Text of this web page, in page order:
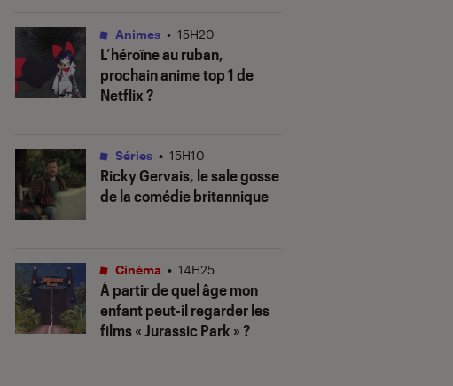
L’héroïne au ruban,
prochain anime top 1 de
Netflix ?
Animes • 15H20
Ricky Gervais, le sale gosse
de la comédie britannique
Séries • 15H10
À partir de quel âge mon
enfant peut-il regarder les
films « Jurassic Park » ?
Cinéma • 14H25